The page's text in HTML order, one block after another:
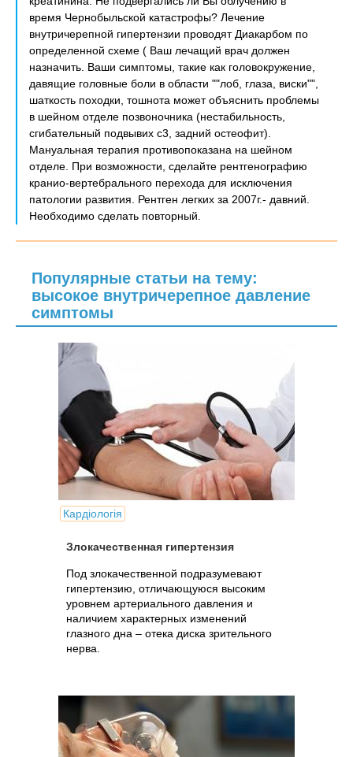
время Чернобыльской катастрофы? Лечение
внутричерепной гипертензии проводят Диакарбом по
определенной схеме ( Ваш лечащий врач должен
назначить. Ваши симптомы, такие как головокружение,
давящие головные боли в области ""лоб, глаза, виски"",
шаткость походки, тошнота может объяснить проблемы
в шейном отделе позвоночника (нестабильность,
сгибательный подвывих с3, задний остеофит).
Мануальная терапия противопоказана на шейном
отделе. При возможности, сделайте рентгенографию
кранио-вертебрального перехода для исключения
патологии развития. Рентген легких за 2007г.- давний.
Необходимо сделать повторный.
Популярные статьи на тему:
высокое внутричерепное давление
симптомы
Кардіологія
Злокачественная гипертензия
Под злокачественной подразумевают
гипертензию, отличающуюся высоким
уровнем артериального давления и
наличием характерных изменений
глазного дна – отека диска зрительного
нерва.